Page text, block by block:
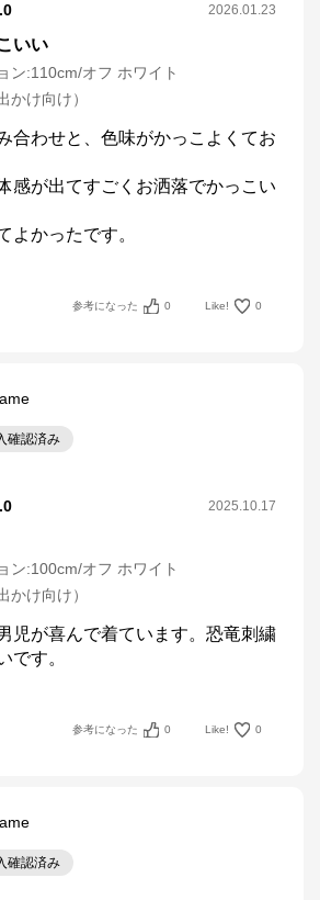
2026.01.23
いい
ン:110cm/オフ ホワイト
かけ向け）
合わせと、色味がかっこよくてお
感が出てすごくお洒落でかっこい
よかったです。
参考になった 0 Like! 0
確認済み
2025.10.17
ン:100cm/オフ ホワイト
かけ向け）
児が喜んで着ています。恐竜刺繍
です。
参考になった 0 Like! 0
確認済み